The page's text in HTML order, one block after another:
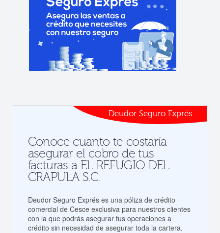
Deudor Seguro Exprés
Conoce cuanto te costaría
asegurar el cobro de tus
facturas a EL REFUGIO DEL
CRAPULA S.C.
Deudor Seguro Exprés es una póliza de crédito
comercial de Cesce exclusiva para nuestros clientes
con la que podrás asegurar tus operaciones a
crédito sin necesidad de asegurar toda la cartera.